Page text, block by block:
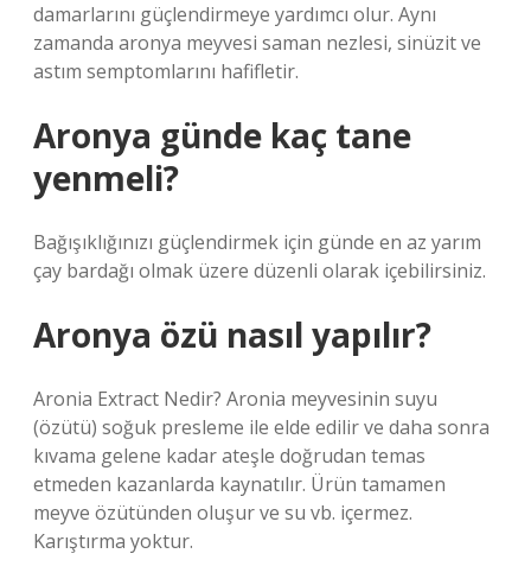
damarlarını güçlendirmeye yardımcı olur. Aynı
zamanda aronya meyvesi saman nezlesi, sinüzit ve
astım semptomlarını hafifletir.
Aronya günde kaç tane
yenmeli?
Bağışıklığınızı güçlendirmek için günde en az yarım
çay bardağı olmak üzere düzenli olarak içebilirsiniz.
Aronya özü nasıl yapılır?
Aronia Extract Nedir? Aronia meyvesinin suyu
(özütü) soğuk presleme ile elde edilir ve daha sonra
kıvama gelene kadar ateşle doğrudan temas
etmeden kazanlarda kaynatılır. Ürün tamamen
meyve özütünden oluşur ve su vb. içermez.
Karıştırma yoktur.